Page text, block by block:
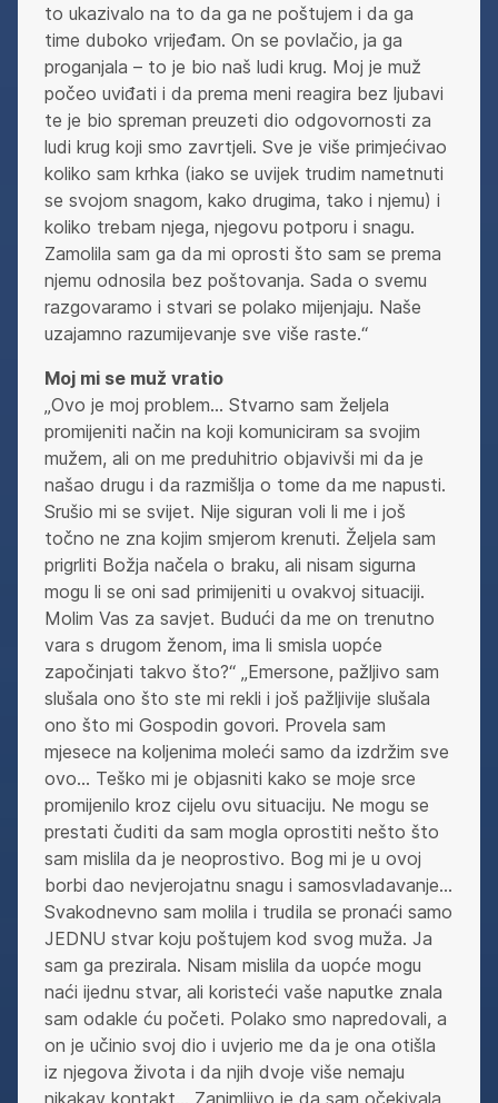
to ukazivalo na to da ga ne poštujem i da ga
time duboko vrijeđam. On se povlačio, ja ga
proganjala – to je bio naš ludi krug. Moj je muž
počeo uviđati i da prema meni reagira bez ljubavi
te je bio spreman preuzeti dio odgovornosti za
ludi krug koji smo zavrtjeli. Sve je više primjećivao
koliko sam krhka (iako se uvijek trudim nametnuti
se svojom snagom, kako drugima, tako i njemu) i
koliko trebam njega, njegovu potporu i snagu.
Zamolila sam ga da mi oprosti što sam se prema
njemu odnosila bez poštovanja. Sada o svemu
razgovaramo i stvari se polako mijenjaju. Naše
uzajamno razumijevanje sve više raste.“
Moj mi se muž vratio
„Ovo je moj problem… Stvarno sam željela
promijeniti način na koji komuniciram sa svojim
mužem, ali on me preduhitrio objavivši mi da je
našao drugu i da razmišlja o tome da me napusti.
Srušio mi se svijet. Nije siguran voli li me i još
točno ne zna kojim smjerom krenuti. Željela sam
prigrliti Božja načela o braku, ali nisam sigurna
mogu li se oni sad primijeniti u ovakvoj situaciji.
Molim Vas za savjet. Budući da me on trenutno
vara s drugom ženom, ima li smisla uopće
započinjati takvo što?“ „Emersone, pažljivo sam
slušala ono što ste mi rekli i još pažljivije slušala
ono što mi Gospodin govori. Provela sam
mjesece na koljenima moleći samo da izdržim sve
ovo… Teško mi je objasniti kako se moje srce
promijenilo kroz cijelu ovu situaciju. Ne mogu se
prestati čuditi da sam mogla oprostiti nešto što
sam mislila da je neoprostivo. Bog mi je u ovoj
borbi dao nevjerojatnu snagu i samosvladavanje…
Svakodnevno sam molila i trudila se pronaći samo
JEDNU stvar koju poštujem kod svog muža. Ja
sam ga prezirala. Nisam mislila da uopće mogu
naći ijednu stvar, ali koristeći vaše naputke znala
sam odakle ću početi. Polako smo napredovali, a
on je učinio svoj dio i uvjerio me da je ona otišla
iz njegova života i da njih dvoje više nemaju